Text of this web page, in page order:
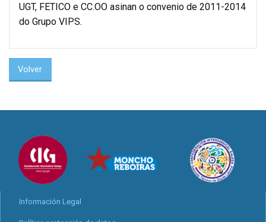
UGT, FETICO e CC.OO asinan o convenio de 2011-2014
do Grupo VIPS.
Volver
Información Legal